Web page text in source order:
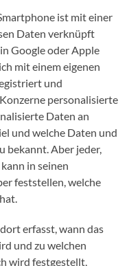
ist mit einer
Daten verknüpft
Google oder Apple
mit einem eigenen
und
personalisierte
Daten an
und welche Daten und
bekannt. Aber jeder,
in seinen
feststellen, welche
erfasst, wann das
und zu welchen
wird festgestellt,